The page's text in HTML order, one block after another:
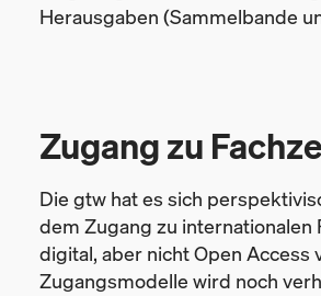
Herausgaben (Sammelbande
Zugang zu
Die gtw hat es sich
dem Zugang zu
digital, aber nicht Open
Zugangsmodelle wird noch